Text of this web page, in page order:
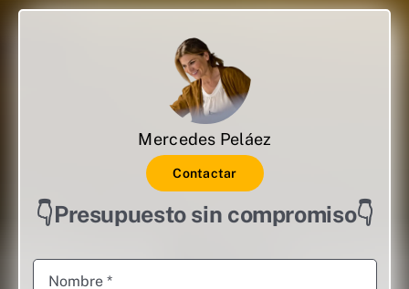
Mercedes Peláez
Contactar
👇Presupuesto sin compromiso👇